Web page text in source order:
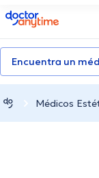
doctoranytime
Encuentra un
Médicos